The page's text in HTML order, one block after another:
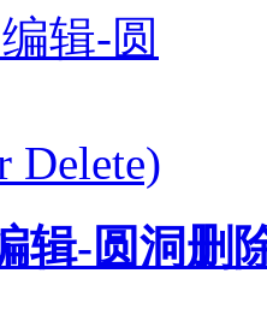
辑-圆洞删